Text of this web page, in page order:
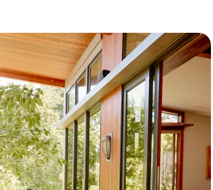
pijltjestoetsen omhoog en omlaag, óf door te tikken of swipen.